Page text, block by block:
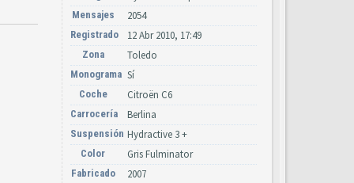
Mensajes 2054
Registrado 12 Abr 2010, 17:49
Zona Toledo
Monograma Sí
Coche Citroën C6
Carrocería Berlina
Suspensión Hydractive 3 +
Color Gris Fulminator
Fabricado 2007